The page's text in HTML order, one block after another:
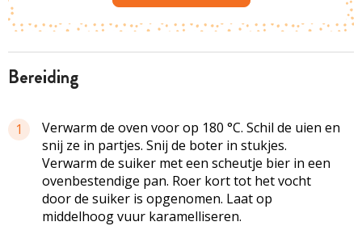
bereiding
1
Verwarm de oven voor op 180 °C. Schil de uien en
snij ze in partjes. Snij de boter in stukjes.
Verwarm de suiker met een scheutje bier in een
ovenbestendige pan. Roer kort tot het vocht
door de suiker is opgenomen. Laat op
middelhoog vuur karamelliseren.